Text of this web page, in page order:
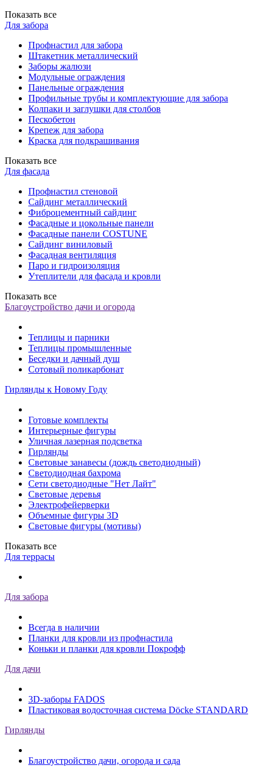
Показать все
Для забора
Профнастил для забора
Штакетник металлический
Заборы жалюзи
Модульные ограждения
Панельные ограждения
Профильные трубы и комплектующие для забора
Колпаки и заглушки для столбов
Пескобетон
Крепеж для забора
Краска для подкрашивания
Показать все
Для фасада
Профнастил стеновой
Сайдинг металлический
Фиброцементный сайдинг
Фасадные и цокольные панели
Фасадные панели COSTUNE
Сайдинг виниловый
Фасадная вентиляция
Паро и гидроизоляция
Утеплители для фасада и кровли
Показать все
Благоустройство дачи и огорода
Теплицы и парники
Теплицы промышленные
Беседки и дачный душ
Сотовый поликарбонат
Гирлянды к Новому Году
Готовые комплекты
Интерьерные фигуры
Уличная лазерная подсветка
Гирлянды
Световые занавесы (дождь светодиодный)
Светодиодная бахрома
Сети светодиодные "Нет Лайт"
Световые деревья
Электрофейерверки
Объемные фигуры 3D
Световые фигуры (мотивы)
Показать все
Для террасы
Для забора
Всегда в наличии
Планки для кровли из профнастила
Коньки и планки для кровли Покрофф
Для дачи
3D-заборы FADOS
Пластиковая водосточная система Döcke STANDARD
Гирлянды
Благоустройство дачи, огорода и сада